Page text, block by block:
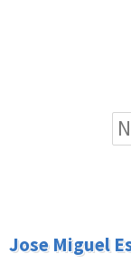
Jose Miguel